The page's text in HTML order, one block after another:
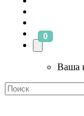
0
Ваша